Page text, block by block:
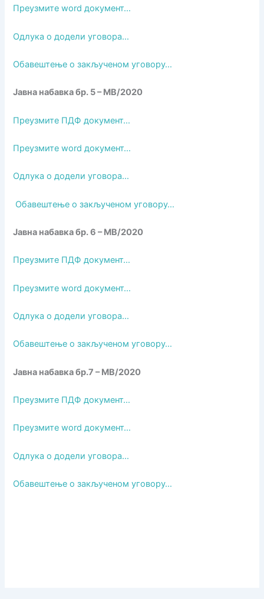
Преузмите word документ…
Одлука о додели уговора…
Обавештење о закљученом уговору…
Јавна набавка бр. 5 – МВ/2020
Преузмите ПДФ документ…
Преузмите word документ…
Одлука о додели уговора…
Обавештење о закљученом уговору…
Јавна набавка бр. 6 – МВ/2020
Преузмите ПДФ документ…
Преузмите word документ…
Одлука о додели уговора…
Обавештење о закљученом уговору…
Јавна набавка бр.7 – МВ/2020
Преузмите ПДФ документ…
Преузмите word документ…
Одлука о додели уговора…
Обавештење о закљученом уговору…